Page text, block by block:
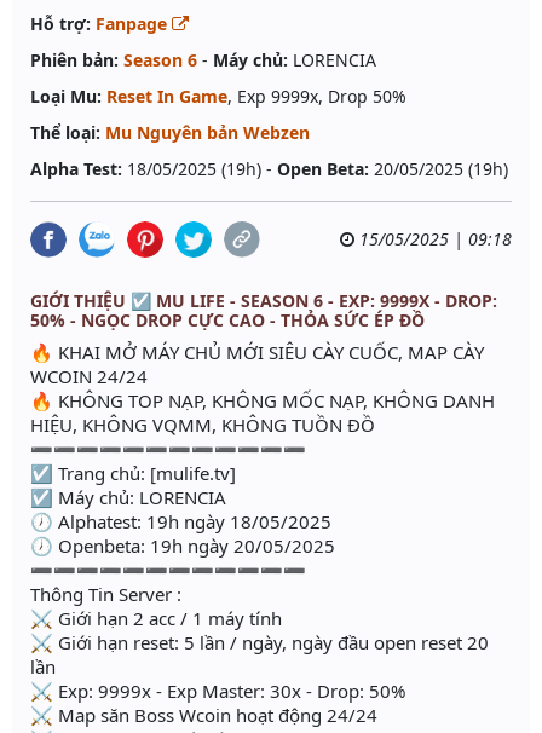
Hỗ trợ: Fanpage
Phiên bản: Season 6 - Máy chủ: LORENCIA
Loại Mu: Reset In Game, Exp 9999x, Drop 50%
Thể loại: Mu Nguyên bản Webzen
Alpha Test: 18/05/2025 (19h) - Open Beta: 20/05/2025 (19h)
15/05/2025 | 09:18
GIỚI THIỆU ☑️ MU LIFE - SEASON 6 - EXP: 9999X - DROP:
50% - NGỌC DROP CỰC CAO - THỎA SỨC ÉP ĐỒ
🔥 KHAI MỞ MÁY CHỦ MỚI SIÊU CÀY CUỐC, MAP CÀY
WCOIN 24/24
🔥 KHÔNG TOP NẠP, KHÔNG MỐC NẠP, KHÔNG DANH
HIỆU, KHÔNG VQMM, KHÔNG TUỒN ĐỒ
➖➖➖➖➖➖➖➖➖➖➖➖
☑️ Trang chủ: [mulife.tv]
☑️ Máy chủ: LORENCIA
🕖 Alphatest: 19h ngày 18/05/2025
🕖 Openbeta: 19h ngày 20/05/2025
➖➖➖➖➖➖➖➖➖➖➖➖
Thông Tin Server :
⚔️ Giới hạn 2 acc / 1 máy tính
⚔️ Giới hạn reset: 5 lần / ngày, ngày đầu open reset 20
lần
⚔️ Exp: 9999x - Exp Master: 30x - Drop: 50%
⚔️ Map săn Boss Wcoin hoạt động 24/24